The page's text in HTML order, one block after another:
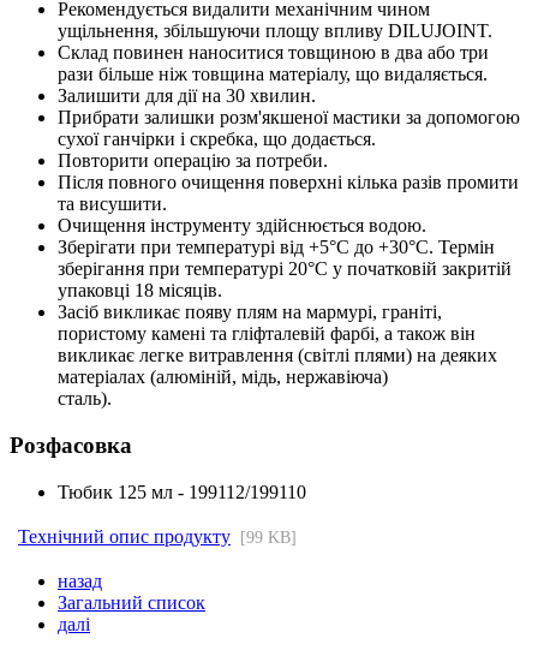
Рекомендується видалити механічним чином
ущільнення, збільшуючи площу впливу DILUJOINT.
Склад повинен наноситися товщиною в два або три
рази більше ніж товщина матеріалу, що видаляється.
Залишити для дії на 30 хвилин.
Прибрати залишки розм'якшеної мастики за допомогою
сухої ганчірки і скребка, що додається.
Повторити операцію за потреби.
Після повного очищення поверхні кілька разів промити
та висушити.
Очищення інструменту здійснюється водою.
Зберігати при температурі від +5°С до +30°С. Термін
зберігання при температурі 20°С у початковій закритій
упаковці 18 місяців.
Засіб викликає появу плям на мармурі, граніті,
пористому камені та гліфталевій фарбі, а також він
викликає легке витравлення (світлі плями) на деяких
матеріалах (алюміній, мідь, нержавіюча)
сталь).
Розфасовка
Тюбик 125 мл - 199112/199110
Технічний опис продукту [99 KB]
назад
Загальний список
далі